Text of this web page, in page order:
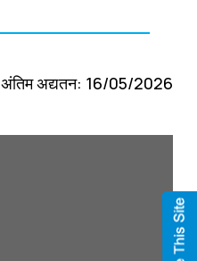
अंतिम अद्यतन: 16/05/2026